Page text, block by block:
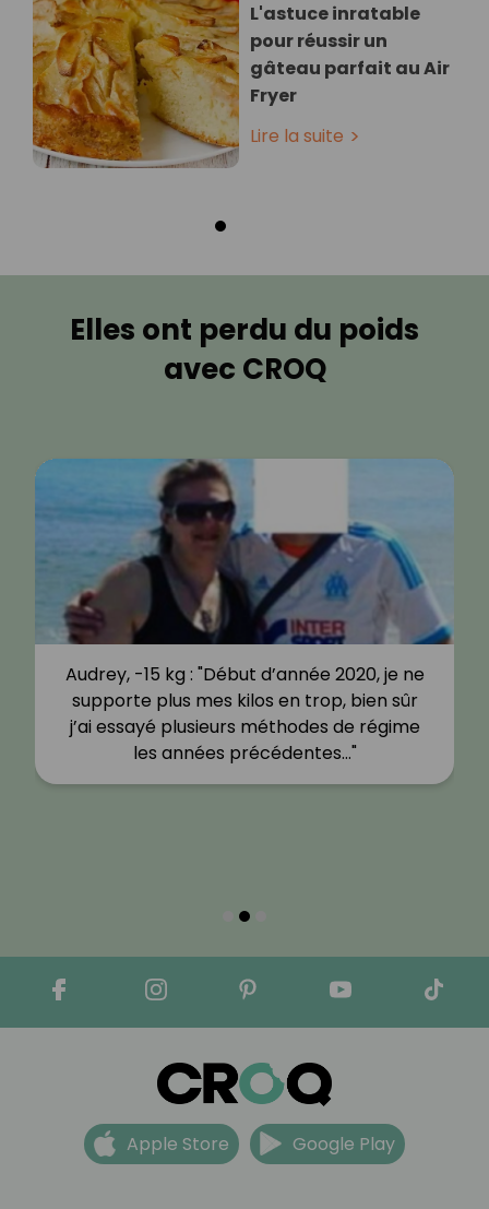
L'astuce inratable
pour réussir un
gâteau parfait au Air
Fryer
Lire la suite
Elles ont perdu du poids
avec CROQ
Audrey, -15 kg : "Début d’année 2020, je ne
supporte plus mes kilos en trop, bien sûr
j’ai essayé plusieurs méthodes de régime
les années précédentes…"
Apple Store Google Play